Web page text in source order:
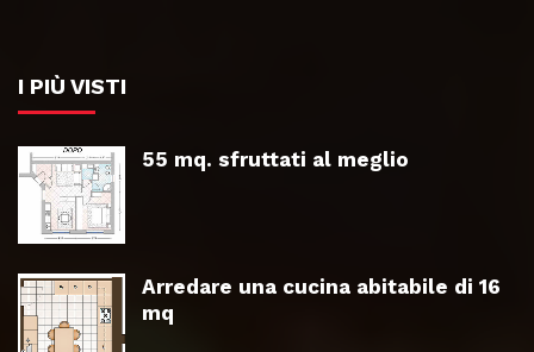
I PIÙ VISTI
55 mq. sfruttati al meglio
Arredare una cucina abitabile di 16
mq